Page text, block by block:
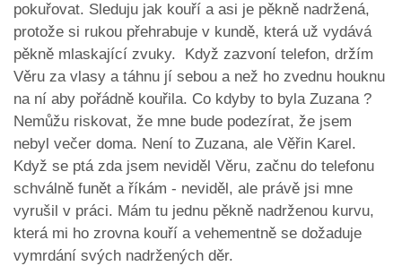
pokuřovat. Sleduju jak kouří a asi je pěkně nadržená,
protože si rukou přehrabuje v kundě, která už vydává
pěkně mlaskající zvuky. Když zazvoní telefon, držím
Věru za vlasy a táhnu jí sebou a než ho zvednu houknu
na ní aby pořádně kouřila. Co kdyby to byla Zuzana ?
Nemůžu riskovat, že mne bude podezírat, že jsem
nebyl večer doma. Není to Zuzana, ale Věřin Karel.
Když se ptá zda jsem neviděl Věru, začnu do telefonu
schválně funět a říkám - neviděl, ale právě jsi mne
vyrušil v práci. Mám tu jednu pěkně nadrženou kurvu,
která mi ho zrovna kouří a vehementně se dožaduje
vymrdání svých nadržených děr.